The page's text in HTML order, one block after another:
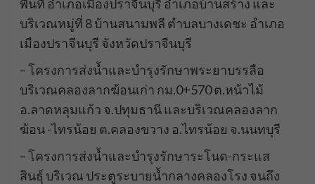
พื้นที่ อำเภอเมืองปราจีนบุรี อำเภอบ้านสร้าง และ
บริเวณหมู่ที่ 8 บ้านสนามพลี ตำบลบางเดชะ อำเภอ
เมืองปราจีนบุรี จังหวัดปราจีนบุรี
– โครงการส่งน้ำและบำรุงรักษาพระยาบรรลือ
บริเวณคลองลากฆ้อนเก่า กม.0+570 ต.หน้าไม้
อ.ลาดหลุมแก้ว จ.ปทุมธานี และบริเวณคลองลาก
ฆ้อน -ไทรน้อย ต.คลองขวาง อ.ไทรน้อย จ.นนทบุรี
– โครงการส่งน้ำและบำรุงรักษาระโนด-กระแส
สินธุ์ บริเวณ ประตูระบายน้ำกลางคลองโรง จนถึง